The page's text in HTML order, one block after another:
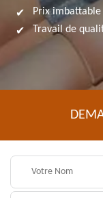
Prix imbattable
Travail de